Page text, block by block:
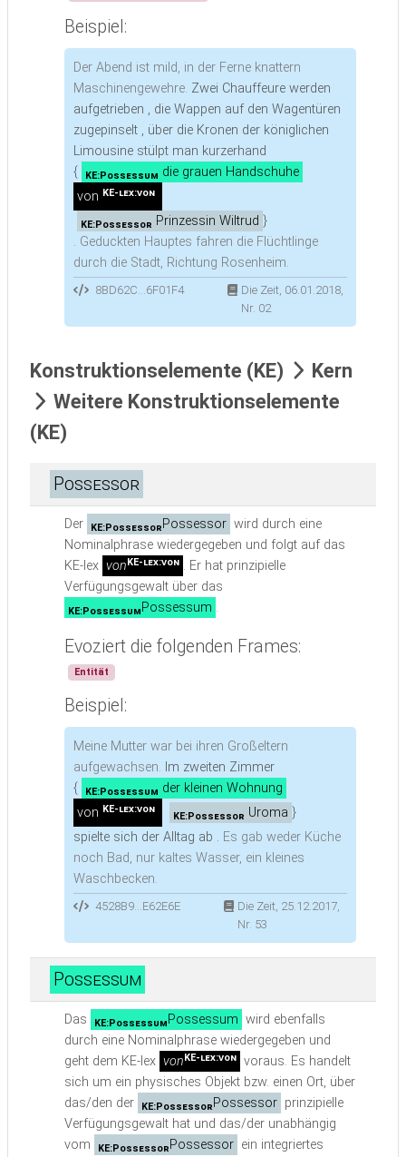
Beispiel:
Der Abend ist mild, in der Ferne knattern
Maschinengewehre. Zwei Chauffeure werden
aufgetrieben , die Wappen auf den Wagentüren
zugepinselt , über die Kronen der königlichen
Limousine stülpt man kurzerhand
{
KE:Possessum die grauen Handschuhe
von KE-lex:von
KE:Possessor Prinzessin Wiltrud }
. Geduckten Hauptes fahren die Flüchtlinge
durch die Stadt, Richtung Rosenheim.
8BD62C...6F01F4
Die Zeit, 06.01.2018,
Nr. 02
Konstruktionselemente (KE)
Kern
Weitere Konstruktionselemente
(KE)
Possessor
Der KE:Possessor Possessor wird durch eine
Nominalphrase wiedergegeben und folgt auf das
KE-lex vonKE-lex:von . Er hat prinzipielle
Verfügungsgewalt über das
KE:Possessum Possessum .
Evoziert die folgenden Frames:
Entität
Beispiel:
Meine Mutter war bei ihren Großeltern
aufgewachsen. Im zweiten Zimmer
{
KE:Possessum der kleinen Wohnung
von KE-lex:von
KE:Possessor Uroma }
spielte sich der Alltag ab . Es gab weder Küche
noch Bad, nur kaltes Wasser, ein kleines
Waschbecken.
4528B9...E62E6E
Die Zeit, 25.12.2017,
Nr. 53
Possessum
Das KE:Possessum Possessum wird ebenfalls
durch eine Nominalphrase wiedergegeben und
geht dem KE-lex vonKE-lex:von
voraus. Es handelt
sich um ein physisches Objekt bzw. einen Ort, über
das/den der
KE:Possessor Possessor prinzipielle
Verfügungsgewalt hat und das/der unabhängig
vom
KE:Possessor Possessor ein integriertes